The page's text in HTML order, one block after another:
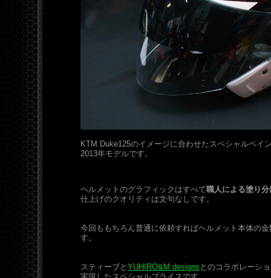
KTM Duke125のイメージに合わせたスペシャルペイ
2013年モデルです。
ヘルメットのグラフィックはすべて職人による塗り分
仕上げのクオリティは文句なしです。
今回ももちろん普通に依頼すればヘルメット本体の
す。
スティーブと YUHIRO&M designs とのコラボレーシ